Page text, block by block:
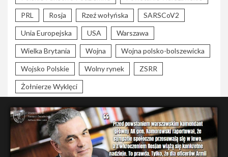
PRL Rosja Rzeź wołyńska SARSCoV2
Unia Europejska USA Warszawa
Wielka Brytania Wojna Wojna polsko-bolszewicka
Wojsko Polskie Wolny rynek ZSRR
Żołnierze Wyklęci